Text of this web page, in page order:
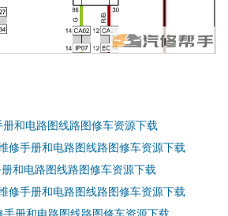
和电路图线路图修车资源下载
修手册和电路图线路图修车资源下载
和电路图线路图修车资源下载
修手册和电路图线路图修车资源下载